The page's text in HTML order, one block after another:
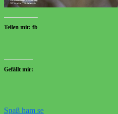
Teilen mit: fb
Gefällt mir:
Spaß ham se